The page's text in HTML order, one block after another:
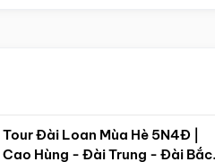
Tour Đài Loan Mùa Hè 5N4Đ |
Cao Hùng - Đài Trung - Đài Bắc